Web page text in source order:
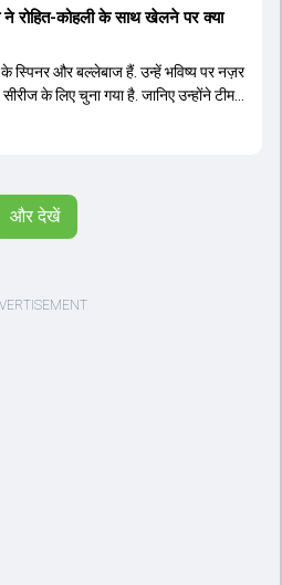
ने रोहित-कोहली के साथ खेलने पर क्या
के स्पिनर और बल्लेबाज हैं. उन्हें भविष्य पर नज़र
के लिए चुना गया है. जानिए उन्होंने टीम
और देखें